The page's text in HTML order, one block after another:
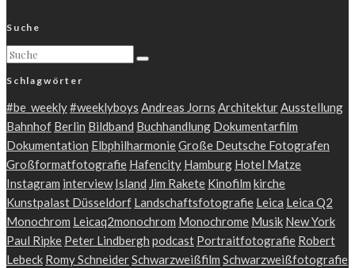
Suche
Schlagwörter
#be_weekly#weeklyboys Andreas Jorns ArchitekturAusstellung
Bahnhof Berlin Bildband Buchhandlung Dokumentarfilm
Dokumentation ElbphilharmonieGroße Deutsche Fotografen
Großformatfotografie Hafencity Hamburg Hotel Matze
Instagram interview Island Jim Rakete Kinofilm kirche
Kunstpalast Düsseldorf Landschaftsfotografie Leica Leica Q2
Monochrom Leicaq2monochrom Monochrome Musik New York
Paul Ripke Peter Lindbergh podcast Portraitfotografie Robert
Lebeck Romy SchneiderSchwarzweißfilm Schwarzweißfotografie